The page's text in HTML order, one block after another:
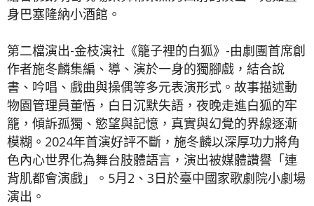
身巴塞隆納小酒館。
第二檔演出-金枝演社《籠子裡的白狐》-由劇團首席創
作者施冬麟集編、導、演於一身的獨腳戲，結合說
書、吟唱、戲曲與操偶等多元表演形式。故事描述動
物園管理員董悟，白日沉默失語，夜晚走進白狐的牢
籠，傾訴孤獨、慾望與記憶，真實與幻覺的界線逐漸
模糊。2024年首演好評不斷，施冬麟以深厚功力將角
色內心世界化為舞台肢體語言，演出被媒體讚譽「連
背肌都會演戲」。5月2、3日於臺中國家歌劇院小劇場
演出。